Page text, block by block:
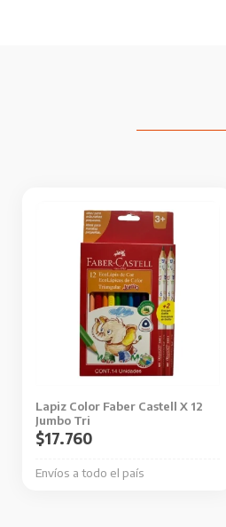
Lapiz Color Faber Castell X 12
Jumbo Tri
Envíos a todo el país
$17.760